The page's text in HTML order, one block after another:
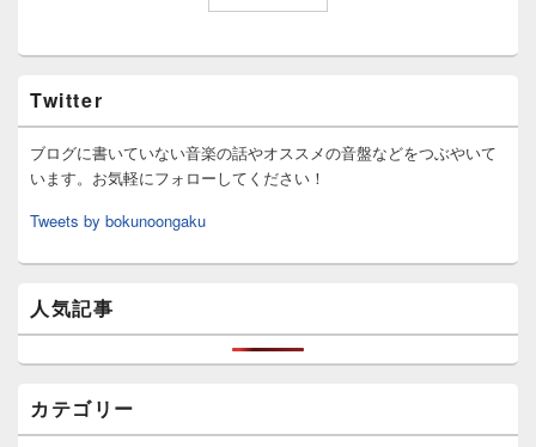
Twitter
ブログに書いていない音楽の話やオススメの音盤などをつぶやいて
います。お気軽にフォローしてください！
Tweets by bokunoongaku
人気記事
カテゴリー